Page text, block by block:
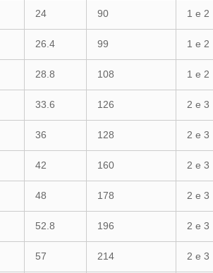
24 90 1 e 2
26.4 99 1 e 2
28.8 108 1 e 2
33.6 126 2 e 3
36 128 2 e 3
42 160 2 e 3
48 178 2 e 3
52.8 196 2 e 3
57 214 2 e 3